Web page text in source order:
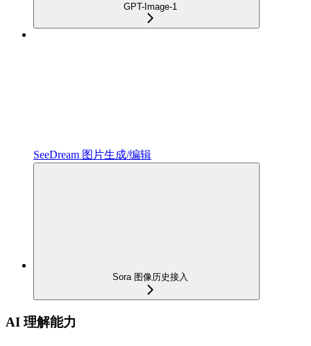
GPT-Image-1
SeeDream 图片生成/编辑
Sora 图像历史接入
AI 理解能力